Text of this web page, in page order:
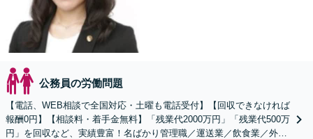
公務員の労働問題
【電話、WEB相談で全国対応・土曜も電話受付】【回収できなければ
報酬0円】【相談料・着手金無料】「残業代2000万円」「残業代500万
円」を回収など、実績豊富！名ばかり管理職／運送業／飲食業／外資